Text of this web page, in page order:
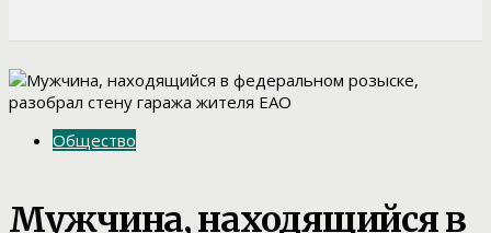
Общество
Мужчина, находящийся в